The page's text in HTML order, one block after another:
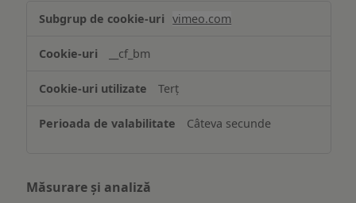
Asigurarea
funcționalităților
website-
ului
vimeo.com
__cf_bm
Terț
Câteva secunde
Măsurare și analiză